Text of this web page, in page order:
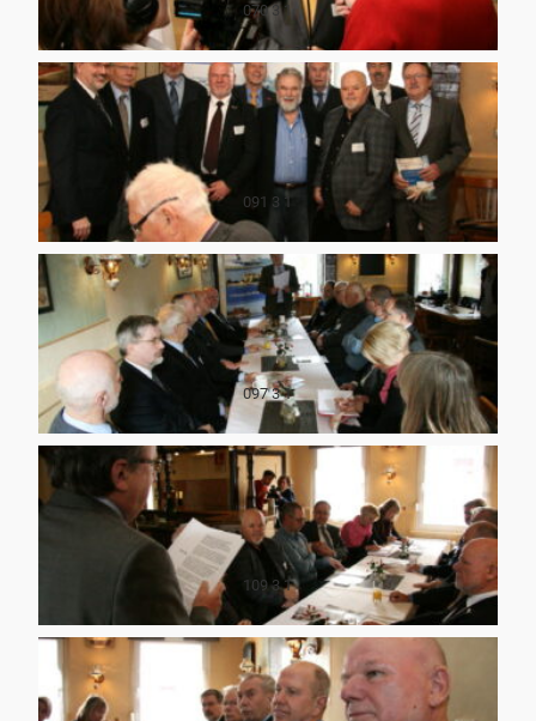
070 3 1
091 3 1
097 3 1
109 3 1